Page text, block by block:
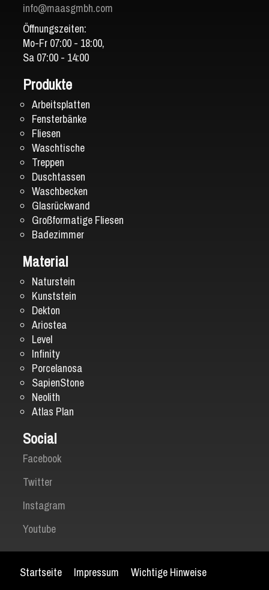
info@maasgmbh.com
Öffnungszeiten:
Mo-Fr 07:00 - 18:00,
Sa 07:00 - 14:00
Produkte
Arbeitsplatten
Fensterbänke
Fliesen
Waschtische
Treppen
Duschtassen
Waschbecken
Glasrückwand
Großformatige Fliesen
Badezimmer
Material
Naturstein
Kunststein
Dekton
Ariostea
Level
Infinity
Porcelanosa
SapienStone
Neolith
Atlas Plan
Social
Facebook
Twitter
Instagram
Youtube
Startseite Impressum
Wichtige Hinweise